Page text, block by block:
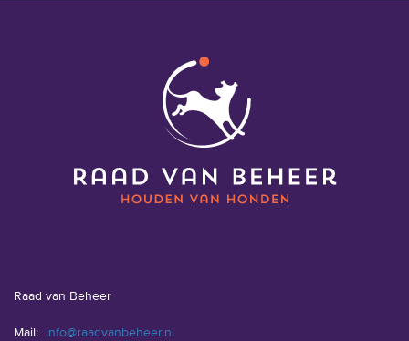
Raad van Beheer
Mail: info@raadvanbeheer.nl